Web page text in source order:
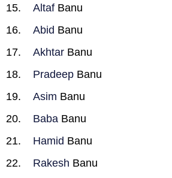
Altaf Banu
Abid Banu
Akhtar Banu
Pradeep Banu
Asim Banu
Baba Banu
Hamid Banu
Rakesh Banu